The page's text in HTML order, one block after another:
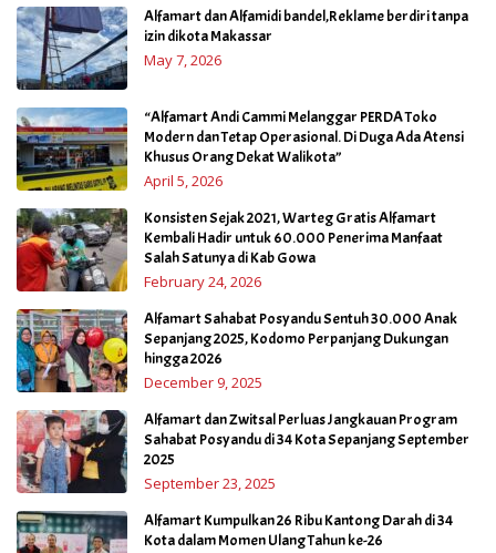
Alfamart dan Alfamidi bandel,Reklame berdiri tanpa
izin dikota Makassar
May 7, 2026
“Alfamart Andi Cammi Melanggar PERDA Toko
Modern dan Tetap Operasional. Di Duga Ada Atensi
Khusus Orang Dekat Walikota”
April 5, 2026
Konsisten Sejak 2021, Warteg Gratis Alfamart
Kembali Hadir untuk 60.000 Penerima Manfaat
Salah Satunya di Kab Gowa
February 24, 2026
Alfamart Sahabat Posyandu Sentuh 30.000 Anak
Sepanjang 2025, Kodomo Perpanjang Dukungan
hingga 2026
December 9, 2025
Alfamart dan Zwitsal Perluas Jangkauan Program
Sahabat Posyandu di 34 Kota Sepanjang September
2025
September 23, 2025
Alfamart Kumpulkan 26 Ribu Kantong Darah di 34
Kota dalam Momen Ulang Tahun ke-26